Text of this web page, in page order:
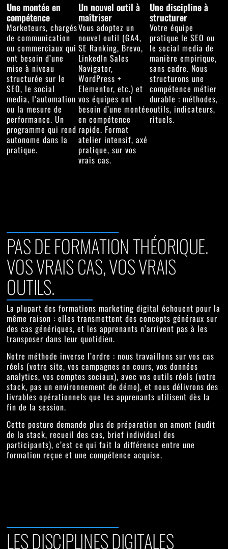
Une montée en
compétence
Marketeurs, chargés
de communication
ou commerciaux qui
ont besoin d’une
mise à niveau
structurée sur le
SEO, le social
media, l’automation
ou la mesure de
performance. Un
programme qui rend
autonome dans la
pratique.
Un nouvel outil à
maîtriser
Vous adoptez un
nouvel outil (GA4,
SE Ranking, Brevo,
LinkedIn Sales
Navigator,
WordPress +
Elementor, etc.) et
vos équipes ont
besoin d’une montée
en compétence
rapide. Format
atelier intensif, axé
pratique, sur vos
vrais cas.
Une discipline à
structurer
Votre équipe
pratique le SEO ou
le social media de
manière empirique,
sans cadre. Nous
structurons une
compétence métier
durable : méthodes,
outils, indicateurs,
rituels.
PAS DE FORMATION THÉORIQUE.
VOS VRAIS CAS, VOS VRAIS
OUTILS.
La plupart des formations marketing digital échouent pour la
même raison : elles transmettent des concepts généraux sur
des cas génériques, et les apprenants n’arrivent pas à les
transposer dans leur quotidien.
Notre méthode inverse l’ordre : nous travaillons survos cas
réels (votre site, vos campagnes en cours, vos données
analytics, vos comptes sociaux), avecvos outils réels (votre
stack, pas un environnement de démo), et nous délivrons des
livrables opérationnels que les apprenants utilisent dès la
fin de la session.
Cette posture demande plus de préparation en amont (audit
de la stack, recueil des cas, brief individuel des
participants), c’est ce qui fait la différence entre une
formation reçue et une compétence acquise.
LES DISCIPLINES DIGITALES